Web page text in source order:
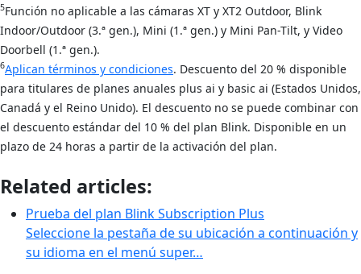
5Función no aplicable a las cámaras XT y XT2 Outdoor, Blink
Indoor/Outdoor (3.ª gen.), Mini (1.ª gen.) y Mini Pan-Tilt, y Video
Doorbell (1.ª gen.).
6Aplican términos y condiciones. Descuento del 20 % disponible
para titulares de planes anuales plus ai y basic ai (Estados Unidos,
Canadá y el Reino Unido). El descuento no se puede combinar con
el descuento estándar del 10 % del plan Blink. Disponible en un
plazo de 24 horas a partir de la activación del plan.
Related articles:
Prueba del plan Blink Subscription Plus
Seleccione la pestaña de su ubicación a continuación y
su idioma en el menú super…